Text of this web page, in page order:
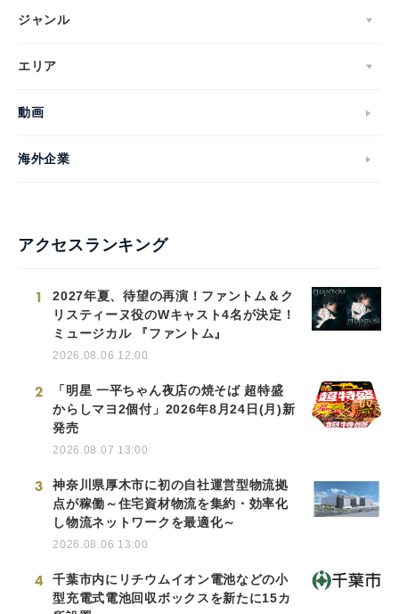
ジャンル
エリア
動画
海外企業
アクセスランキング
1
2027年夏、待望の再演！ファントム＆ク
リスティーヌ役のWキャスト4名が決定！
ミュージカル 『ファントム』
2026.08.06 12:00
2
「明星 一平ちゃん夜店の焼そば 超特盛
からしマヨ2個付」2026年8月24日(月)新
発売
2026.08.07 13:00
3
神奈川県厚木市に初の自社運営型物流拠
点が稼働～住宅資材物流を集約・効率化
し物流ネットワークを最適化～
2026.08.06 13:00
4
千葉市内にリチウムイオン電池などの小
型充電式電池回収ボックスを新たに15カ